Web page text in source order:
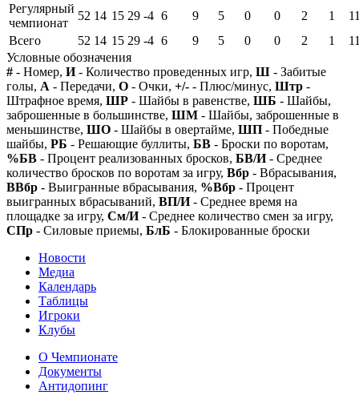
Регулярный
чемпионат
52 14 15 29 -4 6 9 5 0 0 2 1
Всего
52 14 15 29 -4 6 9 5 0 0 2 1
Условные обозначения
# - Номер, И- Количество проведенных игр, Ш - Забитые
голы, А - Передачи, О - Очки, +/- - Плюс/минус, Штр -
Штрафное время, ШР - Шайбы в равенстве, ШБ - Шайбы,
заброшенные в большинстве, ШМ - Шайбы, заброшенные в
меньшинстве, ШО - Шайбы в овертайме, ШП - Победные
шайбы, РБ - Решающие буллиты, БВ - Броски по воротам,
%БВ - Процент реализованных бросков, БВ/И- Среднее
количество бросков по воротам за игру, Вбр - Вбрасывания,
ВВбр - Выигранные вбрасывания, %Вбр - Процент
выигранных вбрасываний, ВП/И- Среднее время на
площадке за игру, См/И- Среднее количество смен за игру,
СПр - Силовые приемы, БлБ - Блокированные броски
Новости
Медиа
Календарь
Таблицы
Игроки
Клубы
О Чемпионате
Документы
Антидопинг